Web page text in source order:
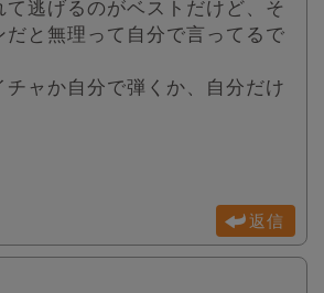
て逃げるのがベストだけど、そ
だと無理って自分で言ってるで
チャか自分で弾くか、自分だけ
返信